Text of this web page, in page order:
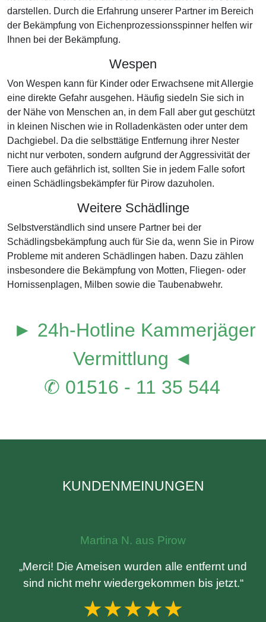
darstellen. Durch die Erfahrung unserer Partner im Bereich
der Bekämpfung von Eichenprozessionsspinner helfen wir
Ihnen bei der Bekämpfung.
Wespen
Von Wespen kann für Kinder oder Erwachsene mit Allergie
eine direkte Gefahr ausgehen. Häufig siedeln Sie sich in
der Nähe von Menschen an, in dem Fall aber gut geschützt
in kleinen Nischen wie in Rolladenkästen oder unter dem
Dachgiebel. Da die selbsttätige Entfernung ihrer Nester
nicht nur verboten, sondern aufgrund der Aggressivität der
Tiere auch gefährlich ist, sollten Sie in jedem Falle sofort
einen Schädlingsbekämpfer für Pirow dazuholen.
Weitere Schädlinge
Selbstverständlich sind unsere Partner bei der
Schädlingsbekämpfung auch für Sie da, wenn Sie in Pirow
Probleme mit anderen Schädlingen haben. Dazu zählen
insbesondere die Bekämpfung von Motten, Fliegen- oder
Hornissenplagen, Milben sowie die Taubenabwehr.
► 24h-Hotline Kammerjäger
Vermittlung ◄
✆ 01516 - 11 35 544
KUNDENMEINUNGEN
Martina N. aus Pirow
„Merci! Die Ameisen wurden alle entfernt und
sind nicht mehr wiedergekommen bis jetzt.“
★★★★★